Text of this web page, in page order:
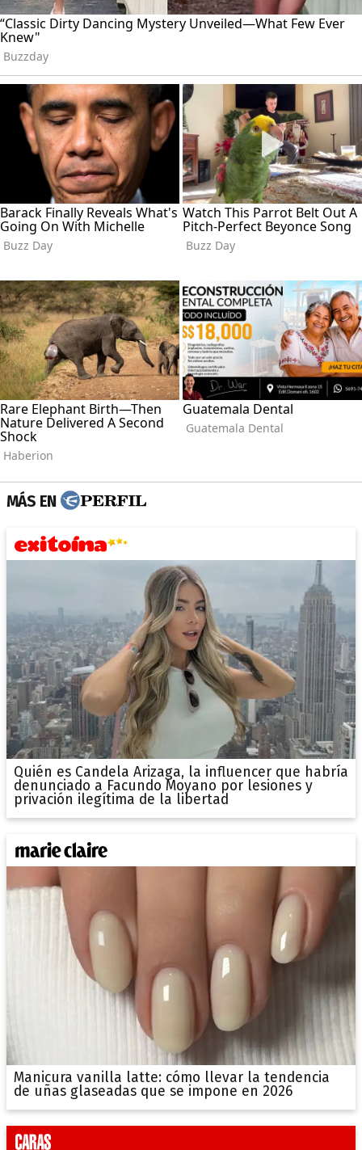
MÁS EN
Quién es Candela Arizaga, la influencer que habría
denunciado a Facundo Moyano por lesiones y
privación ilegítima de la libertad
Manicura vanilla latte: cómo llevar la tendencia
de uñas glaseadas que se impone en 2026